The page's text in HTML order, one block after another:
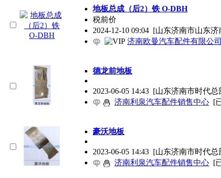
地板总成（后2）铁 O-DBH
税前价
2024-12-10 09:04 [山东济南市山东
济南欧曼汽车配件有限公
德龙前地板
2023-06-05 14:43 [山东济南市时代总
济南利泉汽车配件销售中心 [
豪沃地板
2023-06-05 14:43 [山东济南市时代总
济南利泉汽车配件销售中心 [